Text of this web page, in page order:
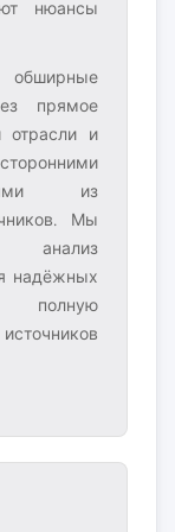
нюансы
прямое
отрасли и
из
Мы
анализ
надёжных
полную